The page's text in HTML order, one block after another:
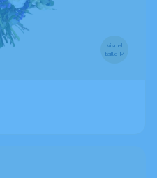
Visuel
taille M